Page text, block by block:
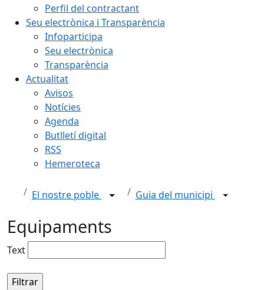
Perfil del contractant
Seu electrònica i Transparència
Infoparticipa
Seu electrònica
Transparència
Actualitat
Avisos
Notícies
Agenda
Butlletí digital
RSS
Hemeroteca
El nostre poble Guia del municipi
Equipaments
Text